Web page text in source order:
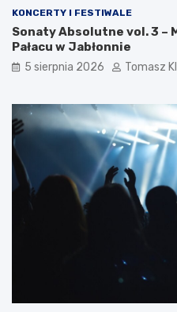
KONCERTY I FESTIWALE
Sonaty Absolutne vol. 3 –
Pałacu w Jabłonnie
5 sierpnia 2026 Tomasz